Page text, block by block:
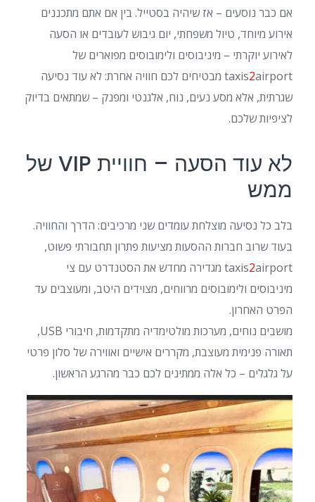
אם כבר נוסעים – אז שיהיה בסטייל. בין אם אתם מתכננים
אירוע מיוחד, טיול משפחתי, יום גיבוש לעובדים או הסעה
לאירוע יוקרתי – מיניבוסים ולימובוסים מפוארים של
taxis2
airport מבטיחים לכם חוויה אחרת: לא עוד נסיעה
שגרתית, אלא מסע נעים, נוח, אלגנטי ומפנק – שמתאים בדיוק
לציפיות שלכם.
לא עוד הסעה – חוויית VIP של
ממש
בלב כל נסיעה מוצלחת עומדים שני מרכיבים: הדרך והחוויה.
בעוד שרוב חברות ההסעות מציעות פתרון תחבורתי פשוט,
taxis2
airport מגדירה מחדש את הסטנדרט עם צי
מיניבוסים ולימובוסים מרווחים, מצוידים היטב, ומעוצבים עד
הפרט האחרון.
מושבים נוחים, מערכות מולטימדיה מתקדמות, חיבורי USB,
תאורה פנימית מעוצבת, מקררים אישיים ואווירה של סלון פרטי
על גלגלים – כל אלה ממתינים לכם כבר מהרגע הראשון.